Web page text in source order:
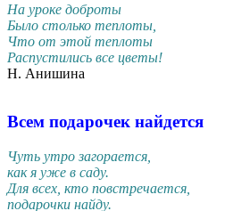
На уроке доброты
Было столько теплоты,
Что от этой теплоты
Распустились все цветы!
Н. Анишина
Всем подарочек найдется
Чуть утро загорается,
как я уже в саду.
Для всех, кто повстречается,
подарочки найду.